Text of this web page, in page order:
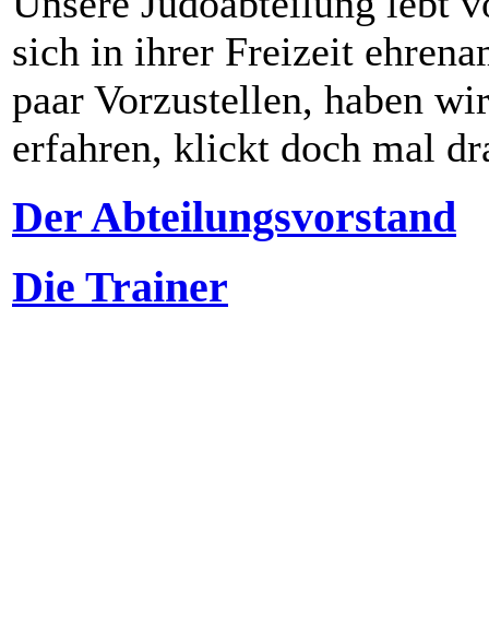
sich in ihrer Freizeit
paar Vorzustellen, haben
erfahren, klickt doch mal
Der Abteilungsvorstand
Die Trainer